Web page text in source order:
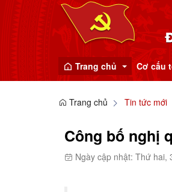
Trang chủ
Tin tức mới
Cơ cấu
Ban Tổ
Văn
Trang chủ Tin tức mới
Công bố nghị
Ngày cập nhật: Thứ hai,